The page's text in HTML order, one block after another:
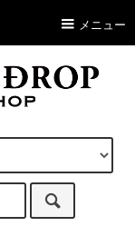
メニュー